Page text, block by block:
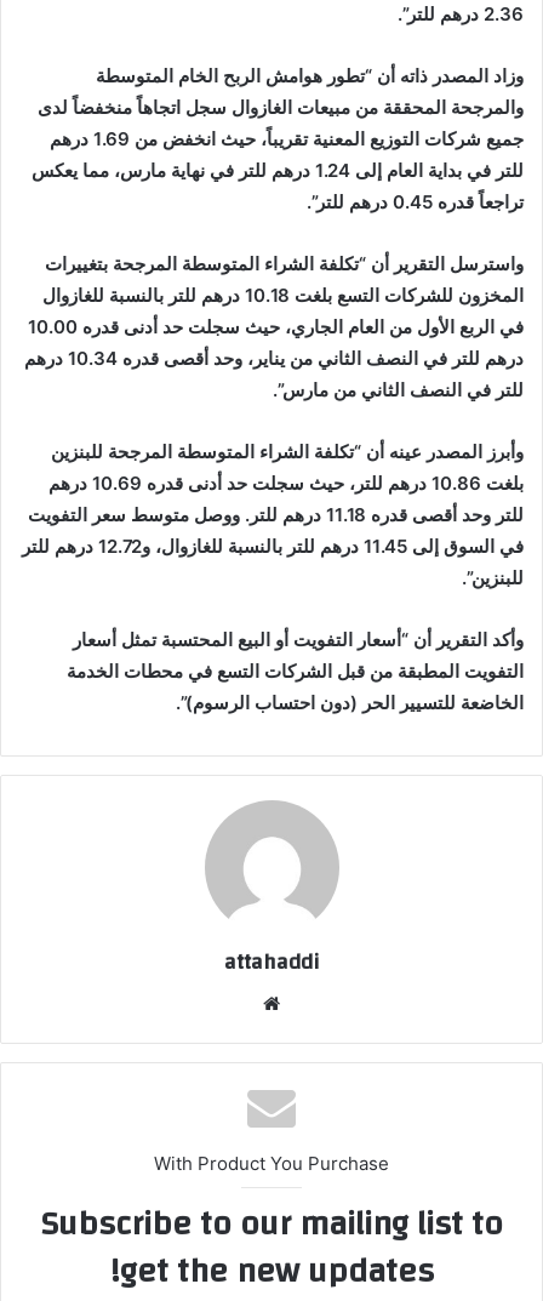
2.36 درهم للتر”.
وزاد المصدر ذاته أن “تطور هوامش الربح الخام المتوسطة
والمرجحة المحققة من مبيعات الغازوال سجل اتجاهاً منخفضاً لدى
جميع شركات التوزيع المعنية تقريباً، حيث انخفض من 1.69 درهم
للتر في بداية العام إلى 1.24 درهم للتر في نهاية مارس، مما يعكس
تراجعاً قدره 0.45 درهم للتر”.
واسترسل التقرير أن “تكلفة الشراء المتوسطة المرجحة بتغييرات
المخزون للشركات التسع بلغت 10.18 درهم للتر بالنسبة للغازوال
في الربع الأول من العام الجاري، حيث سجلت حد أدنى قدره 10.00
درهم للتر في النصف الثاني من يناير، وحد أقصى قدره 10.34 درهم
للتر في النصف الثاني من مارس”.
وأبرز المصدر عينه أن “تكلفة الشراء المتوسطة المرجحة للبنزين
بلغت 10.86 درهم للتر، حيث سجلت حد أدنى قدره 10.69 درهم
للتر وحد أقصى قدره 11.18 درهم للتر. ووصل متوسط سعر التفويت
في السوق إلى 11.45 درهم للتر بالنسبة للغازوال، و12.72 درهم للتر
للبنزين”.
وأكد التقرير أن “أسعار التفويت أو البيع المحتسبة تمثل أسعار
التفويت المطبقة من قبل الشركات التسع في محطات الخدمة
الخاضعة للتسيير الحر (دون احتساب الرسوم)”.
attahaddi
With Product You Purchase
Subscribe to our mailing list to
get the new updates!